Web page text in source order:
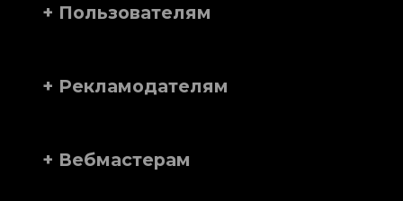
+ Пользователям
+ Рекламодателям
+ Вебмастерам